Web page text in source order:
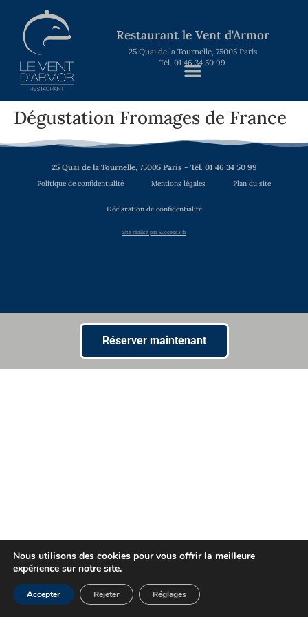
Restaurant le Vent d'Armor
25 Quai de la Tournelle, 75005 Paris
Tél. 01 46 34 50 99
Dégustation Fromages de France
25 Quai de la Tournelle, 75005 Paris - Tél. 01 46 34 50 99
Politique de confidentialité Mentions légales Plan du site
Déclaration de confidentialité
Site réalisé par Success3.fr
Réserver maintenant
Nous utilisons des cookies pour vous offrir la meilleure
expérience sur notre site.
Accepter Rejeter Réglages